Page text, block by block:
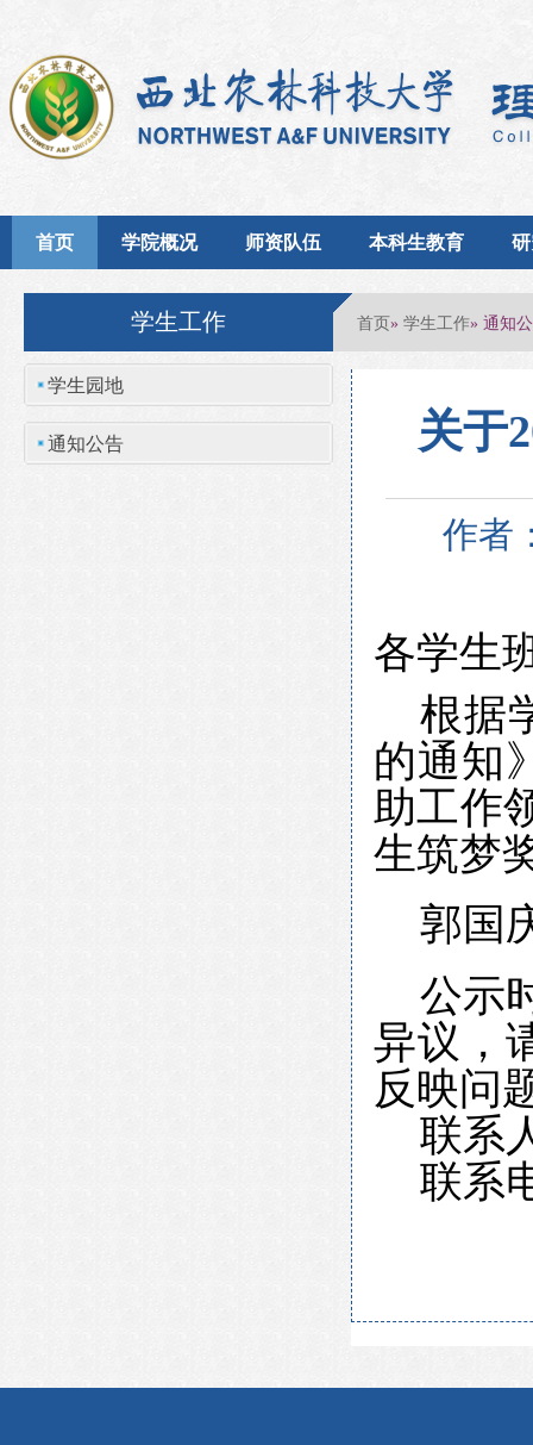
首页 学院概况 师资队伍 本科生教育
学生工作 首页» 学生工作» 通知
学生园地
通知公告 关于
作者
各学生
根据
的通知
助工作
生筑梦
郭国
公示
异议，
反映问
联系
联系